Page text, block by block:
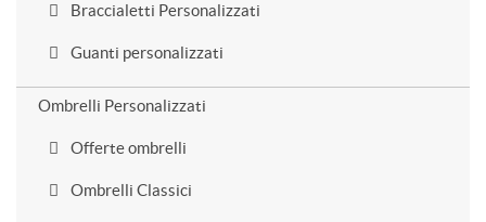
Braccialetti Personalizzati
Guanti personalizzati
Ombrelli Personalizzati
Offerte ombrelli
Ombrelli Classici